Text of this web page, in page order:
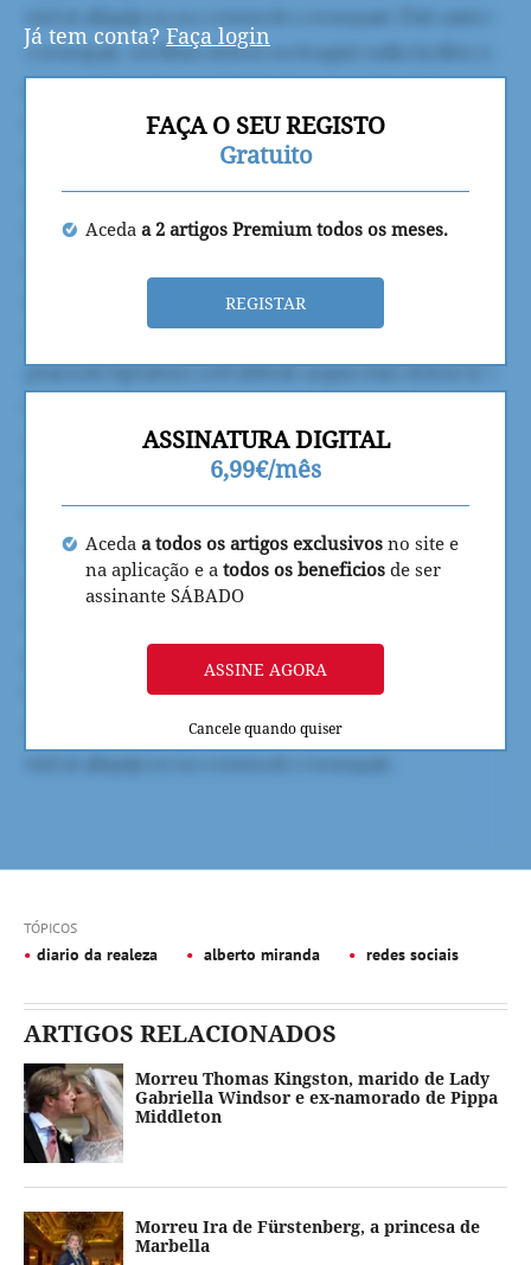
Já tem conta? Faça login
FAÇA O SEU REGISTO
Gratuito
Aceda a 2 artigos Premium todos os meses.
REGISTAR
ASSINATURA DIGITAL
6,99€/mês
Aceda a todos os artigos exclusivos no site e
na aplicação e a todos os beneficios de ser
assinante SÁBADO
ASSINE AGORA
Cancele quando quiser
TÓPICOS
diario da realeza alberto miranda redes sociais
ARTIGOS RELACIONADOS
Morreu Thomas Kingston, marido de Lady
Gabriella Windsor e ex-namorado de Pippa
Middleton
Morreu Ira de Fürstenberg, a princesa de
Marbella